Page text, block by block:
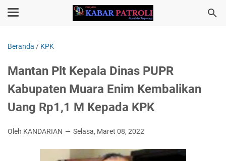
Beranda / KPK
Mantan Plt Kepala Dinas PUPR
Kabupaten Muara Enim Kembalikan
Uang Rp1,1 M Kepada KPK
Oleh KANDARIAN Selasa, Maret 08, 2022